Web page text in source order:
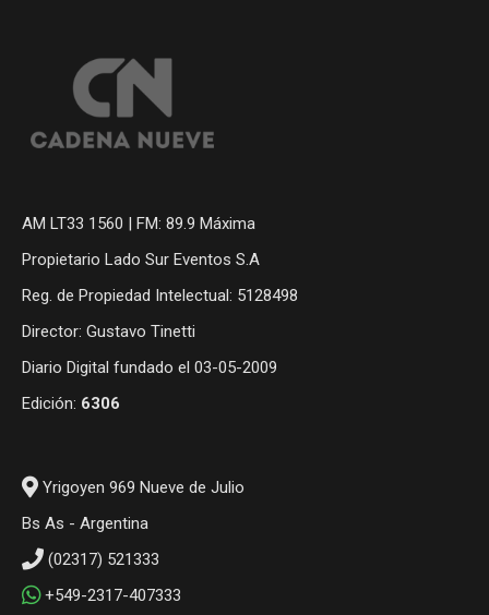
AM LT33 1560 | FM: 89.9 Máxima
Propietario Lado Sur Eventos S.A
Reg. de Propiedad Intelectual: 5128498
Director: Gustavo Tinetti
Diario Digital fundado el 03-05-2009
Edición: 6306
Yrigoyen 969 Nueve de Julio
Bs As - Argentina
(02317) 521333
+549-2317-407333